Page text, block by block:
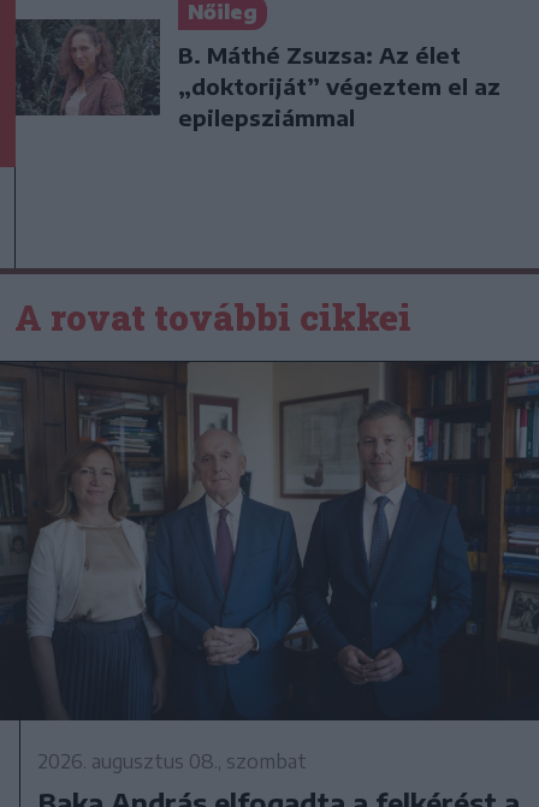
Nőileg
B. Máthé Zsuzsa: Az élet
„doktoriját” végeztem el az
epilepsziámmal
A rovat további cikkei
2026. augusztus 08., szombat